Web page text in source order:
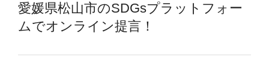
愛媛県松山市のSDGsプラットフォー
ムでオンライン提言！